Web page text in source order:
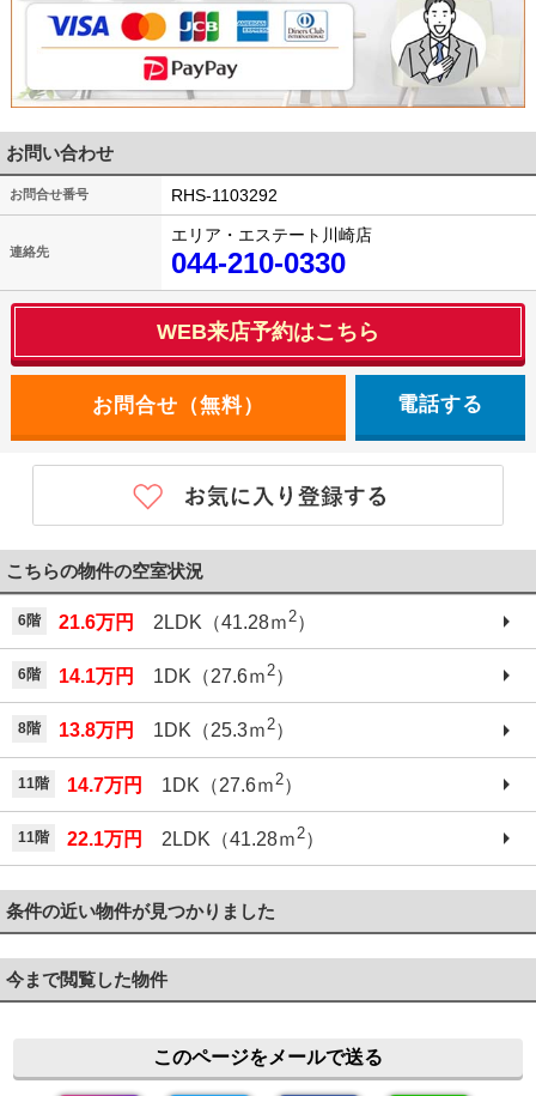
お問い合わせ
お問合せ番号 RHS-1103292
連絡先
エリア・エステート川崎店
044-210-0330
WEB来店予約はこちら
電話する
こちらの物件の空室状況
6階 21.6万円 2LDK（41.28ｍ 2）
6階 14.1万円 1DK（27.6ｍ 2）
8階 13.8万円 1DK（25.3ｍ2）
11階 14.7万円 1DK（27.6ｍ 2）
11階 22.1万円 2LDK（41.28ｍ 2）
条件の近い物件が見つかりました
今まで閲覧した物件
このページをメールで送る